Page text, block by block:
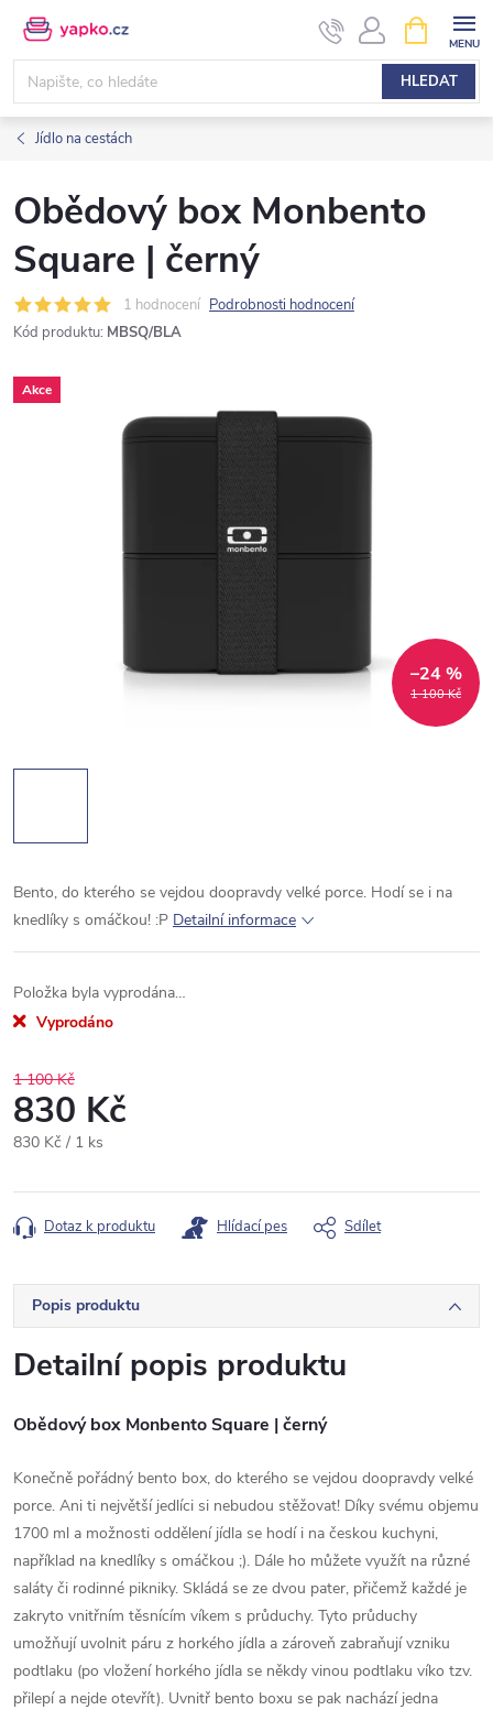
Přejít
obsah
HLEDAT
NÁKUPNÍ
KOŠÍK
Jídlo na cestách
Obědový box Monbento
Square | černý
1 hodnocení Podrobnosti hodnocení
Kód produktu: MBSQ/BLA
Akce
1 100 Kč
–24 %
Bento, do kterého se vejdou doopravdy velké porce. Hodí se i na
knedlíky s omáčkou! :P Detailní informace
Položka byla vyprodána…
Vyprodáno
1 100 Kč
830 Kč
Měrná
830 Kč / 1 ks
Dotaz k produktu Hlídací pes Sdílet
Popis produktu
Detailní popis produktu
Obědový box Monbento Square | černý
Konečně pořádný bento box, do kterého se vejdou doopravdy velké
porce. Ani ti největší jedlíci si nebudou stěžovat! Díky svému objemu
1700 ml a možnosti oddělení jídla se hodí i na českou kuchyni,
například na knedlíky s omáčkou ;). Dále ho můžete využít na různé
saláty či rodinné pikniky. Skládá se ze dvou pater, přičemž každé je
zakryto vnitřním těsnícím víkem s průduchy. Tyto průduchy
umožňují uvolnit páru z horkého jídla a zároveň zabraňují vzniku
podtlaku (po vložení horkého jídla se někdy vinou podtlaku víko tzv.
přilepí a nejde otevřít). Uvnitř bento boxu se pak nachází jedna